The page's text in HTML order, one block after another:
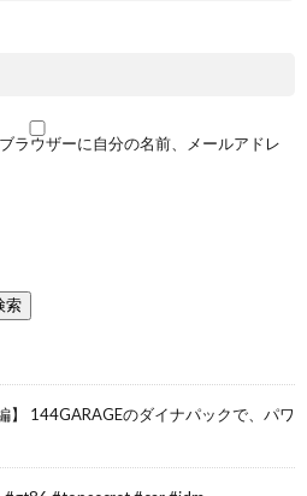
ラウザーに自分の名前、メールアドレ
索
】 144GARAGEのダイナパックで、パワ